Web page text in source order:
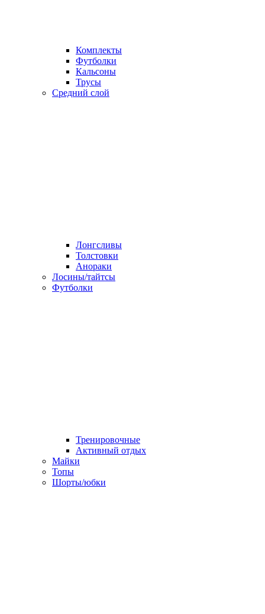
Комплекты
Футболки
Кальсоны
Трусы
Средний слой
Лонгсливы
Толстовки
Анораки
Лосины/тайтсы
Футболки
Тренировочные
Активный отдых
Майки
Топы
Шорты/юбки